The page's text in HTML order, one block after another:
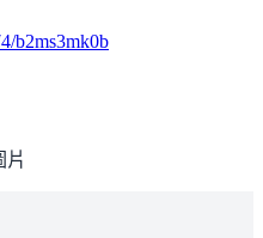
b2ms3mk0b
片